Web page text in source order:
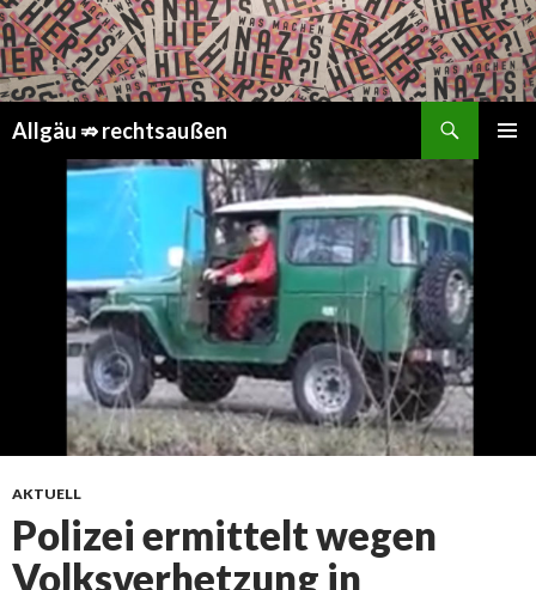
Allgäu ⇏ rechtsaußen
Springe
zum
Inhalt
AKTUELL
Polizei ermittelt wegen
Volksverhetzung in